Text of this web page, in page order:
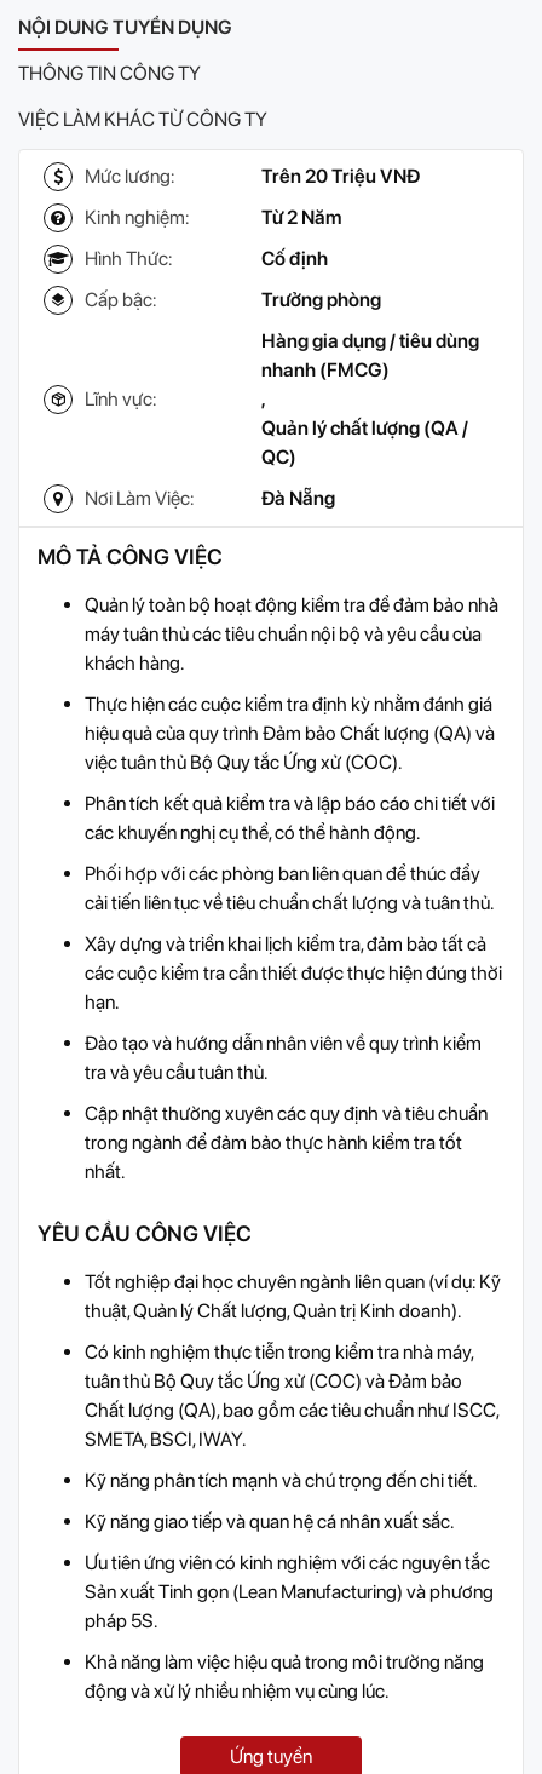
NỘI DUNG TUYỂN DỤNG
THÔNG TIN CÔNG TY
VIỆC LÀM KHÁC TỪ CÔNG TY
Mức lương:
Trên 20 Triệu VNĐ
Kinh nghiệm:
Từ 2 Năm
Hình Thức:
Cố định
Cấp bậc:
Trưởng phòng
Lĩnh vực:
Hàng gia dụng / tiêu dùng
nhanh (FMCG)
,
Quản lý chất lượng (QA /
QC)
Nơi Làm Việc:
Đà Nẵng
MÔ TẢ CÔNG VIỆC
Quản lý toàn bộ hoạt động kiểm tra để đảm bảo nhà
máy tuân thủ các tiêu chuẩn nội bộ và yêu cầu của
khách hàng.
Thực hiện các cuộc kiểm tra định kỳ nhằm đánh giá
hiệu quả của quy trình Đảm bảo Chất lượng (QA) và
việc tuân thủ Bộ Quy tắc Ứng xử (COC).
Phân tích kết quả kiểm tra và lập báo cáo chi tiết với
các khuyến nghị cụ thể, có thể hành động.
Phối hợp với các phòng ban liên quan để thúc đẩy
cải tiến liên tục về tiêu chuẩn chất lượng và tuân thủ.
Xây dựng và triển khai lịch kiểm tra, đảm bảo tất cả
các cuộc kiểm tra cần thiết được thực hiện đúng thời
hạn.
Đào tạo và hướng dẫn nhân viên về quy trình kiểm
tra và yêu cầu tuân thủ.
Cập nhật thường xuyên các quy định và tiêu chuẩn
trong ngành để đảm bảo thực hành kiểm tra tốt
nhất.
YÊU CẦU CÔNG VIỆC
Tốt nghiệp đại học chuyên ngành liên quan (ví dụ: Kỹ
thuật, Quản lý Chất lượng, Quản trị Kinh doanh).
Có kinh nghiệm thực tiễn trong kiểm tra nhà máy,
tuân thủ Bộ Quy tắc Ứng xử (COC) và Đảm bảo
Chất lượng (QA), bao gồm các tiêu chuẩn như ISCC,
SMETA, BSCI, IWAY.
Kỹ năng phân tích mạnh và chú trọng đến chi tiết.
Kỹ năng giao tiếp và quan hệ cá nhân xuất sắc.
Ưu tiên ứng viên có kinh nghiệm với các nguyên tắc
Sản xuất Tinh gọn (Lean Manufacturing) và phương
pháp 5S.
Khả năng làm việc hiệu quả trong môi trường năng
động và xử lý nhiều nhiệm vụ cùng lúc.
Ứng tuyển